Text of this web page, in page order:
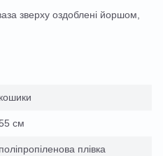
зверху оздоблені йоршом,
кошики
см
поліпропіленова плівка